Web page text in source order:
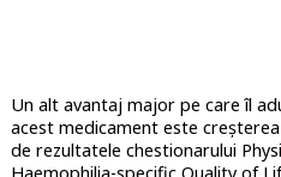
Un alt avantaj major pe care îl
acest medicament este
de rezultatele chestionarului